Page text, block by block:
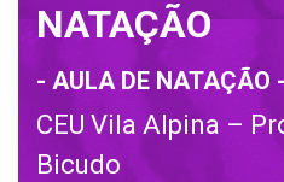
NATAÇÃO
- AULA DE NATAÇÃO
CEU Vila Alpina –
Bicudo